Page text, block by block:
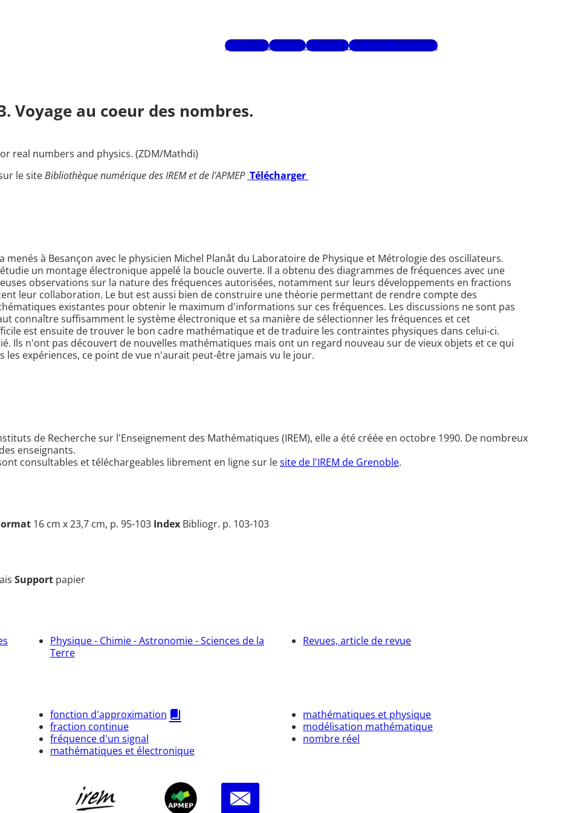
Mots-clésAuteursGlossaireRecherche avancée
Voyage au coeur des nombres.
real numbers and physics. (ZDM/Mathdi)
le siteBibliothèque numérique des IREM et de l'APMEP Télécharger
menés à Besançon avec le physicien Michel Planât du Laboratoire de Physique et Métrologie des oscillateurs.
un montage électronique appelé la boucle ouverte. Il a obtenu des diagrammes de fréquences avec une
observations sur la nature des fréquences autorisées, notamment sur leurs développements en fractions
leur collaboration. Le but est aussi bien de construire une théorie permettant de rendre compte des
existantes pour obtenir le maximum d'informations sur ces fréquences. Les discussions ne sont pas
connaître suffisamment le système électronique et sa manière de sélectionner les fréquences et cet
est ensuite de trouver le bon cadre mathématique et de traduire les contraintes physiques dans celui-ci.
Ils n'ont pas découvert de nouvelles mathématiques mais ont un regard nouveau sur de vieux objets et ce qui
les expériences, ce point de vue n'aurait peut-être jamais vu le jour.
de Recherche sur l'Enseignement des Mathématiques (IREM), elle a été créée en octobre 1990. De nombreux
enseignants.
consultables et téléchargeables librement en ligne sur lesite de l'IREM de Grenoble.
16 cm x 23,7 cm, p. 95-103 Index Bibliogr. p. 103-103
Support papier
Physique - Chimie - Astronomie - Sciences de la
Terre
Revues, article de revue
fonction d'approximation
fraction continue
fréquence d'un signal
mathématiques et électronique
mathématiques et physique
modélisation mathématique
nombre réel